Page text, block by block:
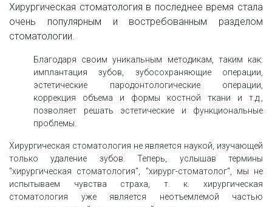
Хирургическая стоматология в последнее время стала
очень популярным и востребованным разделом
стоматологии.
Благодаря своим уникальным методикам, таким как:
имплантация зубов, зубосохраняющие операции,
эстетические пародонтологические операции,
коррекция объема и формы костной ткани и т.д.,
позволяет решать эстетические и функциональные
проблемы.
Хирургическая стоматология не является наукой, изучающей
только удаление зубов. Теперь, услышав термины
"хирургическая стоматология", "хирург-стоматолог", мы не
испытываем чувства страха, т. к. хирургическая
стоматология уже является неотъемлемой частью